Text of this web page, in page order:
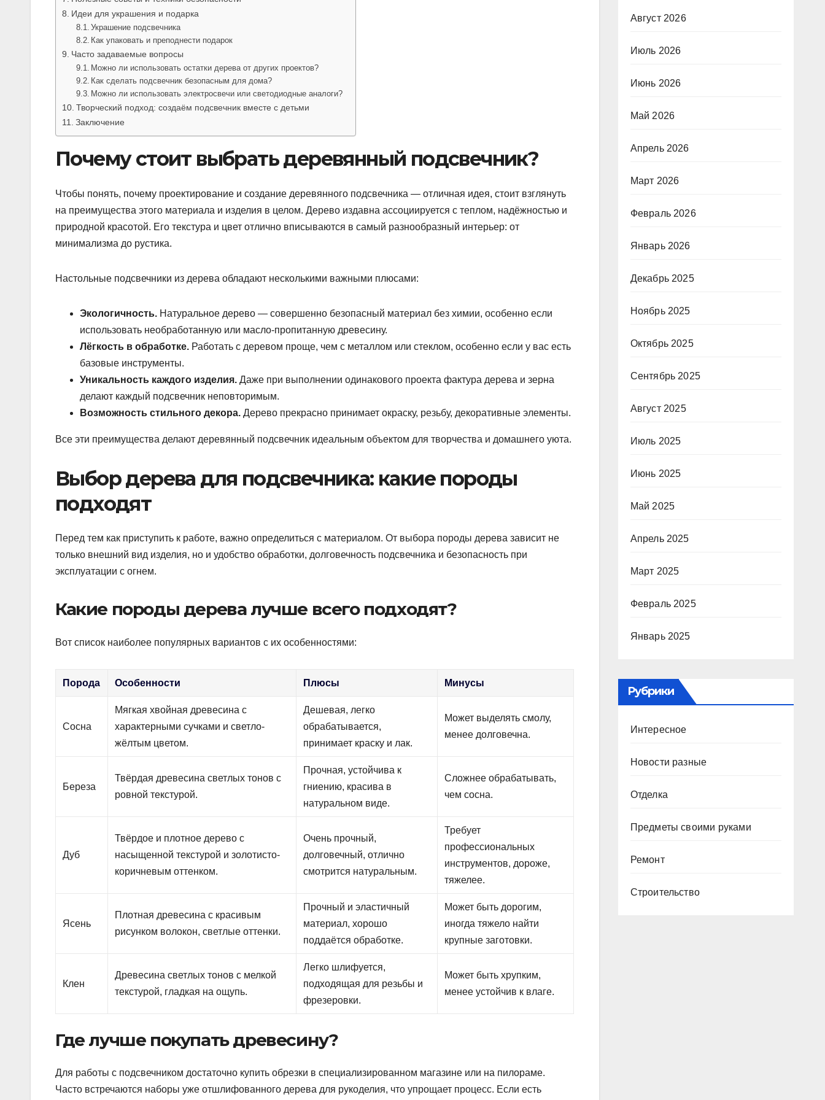
Идеи для украшения и подарка
Украшение подсвечника
Как упаковать и преподнести подарок
Часто задаваемые вопросы
Можно ли использовать остатки дерева от других проектов?
Как сделать подсвечник безопасным для дома?
Можно ли использовать электросвечи или светодиодные аналоги?
Творческий подход: создаём подсвечник вместе с детьми
Заключение
Почему стоит выбрать деревянный подсвечник?
Чтобы понять, почему проектирование и создание деревянного подсвечника — отличная идея, стоит взглянуть
на преимущества этого материала и изделия в целом. Дерево издавна ассоциируется с теплом, надёжностью и
природной красотой. Его текстура и цвет отлично вписываются в самый разнообразный интерьер: от
минимализма до рустика.
Настольные подсвечники из дерева обладают несколькими важными плюсами:
Экологичность. Натуральное дерево — совершенно безопасный материал без химии, особенно если
использовать необработанную или масло-пропитанную древесину.
Лёгкость в обработке. Работать с деревом проще, чем с металлом или стеклом, особенно если у вас есть
базовые инструменты.
Уникальность каждого изделия. Даже при выполнении одинакового проекта фактура дерева и зерна
делают каждый подсвечник неповторимым.
Возможность стильного декора. Дерево прекрасно принимает окраску, резьбу, декоративные элементы.
Все эти преимущества делают деревянный подсвечник идеальным объектом для творчества и домашнего уюта.
Выбор дерева для подсвечника: какие породы
подходят
Перед тем как приступить к работе, важно определиться с материалом. От выбора породы дерева зависит не
только внешний вид изделия, но и удобство обработки, долговечность подсвечника и безопасность при
эксплуатации с огнем.
Какие породы дерева лучше всего подходят?
Вот список наиболее популярных вариантов с их особенностями:
Порода Особенности Плюсы Минусы
Сосна
Мягкая хвойная древесина с
характерными сучками и светло-
жёлтым цветом.
Дешевая, легко
обрабатывается,
принимает краску и лак.
Может выделять смолу,
менее долговечна.
Береза
Твёрдая древесина светлых тонов с
ровной текстурой.
Прочная, устойчива к
гниению, красива в
натуральном виде.
Сложнее обрабатывать,
чем сосна.
Дуб
Твёрдое и плотное дерево с
насыщенной текстурой и золотисто-
коричневым оттенком.
Очень прочный,
долговечный, отлично
смотрится натуральным.
Требует
профессиональных
инструментов, дороже,
тяжелее.
Ясень
Плотная древесина с красивым
рисунком волокон, светлые оттенки.
Прочный и эластичный
материал, хорошо
поддаётся обработке.
Может быть дорогим,
иногда тяжело найти
крупные заготовки.
Клен
Древесина светлых тонов с мелкой
текстурой, гладкая на ощупь.
Легко шлифуется,
подходящая для резьбы и
фрезеровки.
Может быть хрупким,
менее устойчив к влаге.
Где лучше покупать древесину?
Для работы с подсвечником достаточно купить обрезки в специализированном магазине или на пилораме.
Часто встречаются наборы уже отшлифованного дерева для рукоделия, что упрощает процесс. Если есть
Август 2026
Июль 2026
Июнь 2026
Май 2026
Апрель 2026
Март 2026
Февраль 2026
Январь 2026
Декабрь 2025
Ноябрь 2025
Октябрь 2025
Сентябрь 2025
Август 2025
Июль 2025
Июнь 2025
Май 2025
Апрель 2025
Март 2025
Февраль 2025
Январь 2025
Рубрики
Интересное
Новости разные
Отделка
Предметы своими руками
Ремонт
Строительство